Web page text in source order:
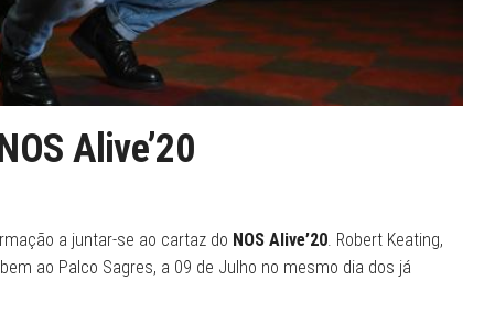
Alive’20
a juntar-se ao cartaz do NOS Alive’20 . Robert Keating,
ao Palco Sagres, a 09 de Julho no mesmo dia dos já